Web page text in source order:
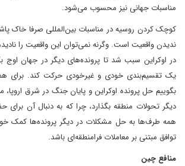
مناسبات جهانی نیز محسوب می‌شود.
کوچک کردن روسیه در مناسبات بین‌المللی صرفا خاک
ندیدن واقعیت است. وگرنه نمی‌توان این واقعیت را
در اوکراین سبب شد تا پرونده‌های دیگر در جهان
یک تقسیم‌بندی خودی و غیرخودی حرکت کند. برای
بگوییم حل پرونده اوکراین و پایان جنگ در شرق اروپا،
دیگر تحولات منطقه بگذارد، چرا که به دنبال آن
همه طرف‌ها به حل مشکلات در دیگر پرونده‌ها کمک
توافق مبتنی بر معاملات فرامنطقه‌ای باشد.
منافع چین